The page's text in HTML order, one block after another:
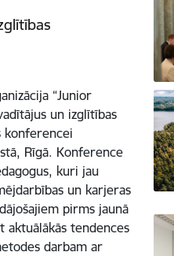
“Junior
un izglītības
konferencei
Rīgā. Konference
kuri jau
un karjeras
pirms jaunā
tendences
darbam ar